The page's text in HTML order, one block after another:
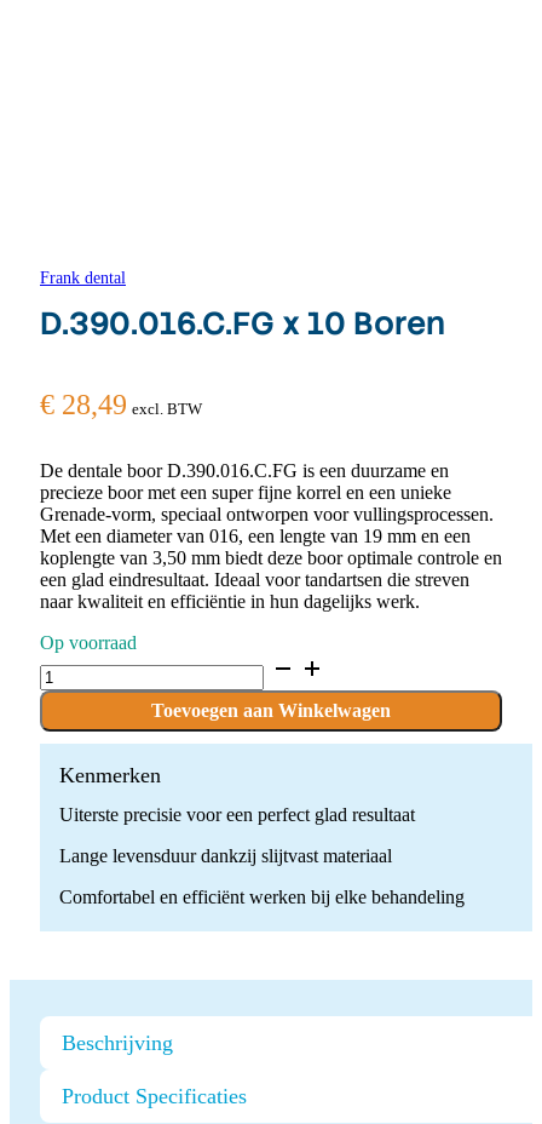
Frank dental
D.390.016.C.FG x 10 Boren
€ 28,49 excl. BTW
De dentale boor D.390.016.C.FG is een duurzame en
precieze boor met een super fijne korrel en een unieke
Grenade-vorm, speciaal ontworpen voor vullingsprocessen.
Met een diameter van 016, een lengte van 19 mm en een
koplengte van 3,50 mm biedt deze boor optimale controle en
een glad eindresultaat. Ideaal voor tandartsen die streven
naar kwaliteit en efficiëntie in hun dagelijks werk.
Op voorraad
D.390.016.C.FG
x
Boren
quantity
Toevoegen aan Winkelwagen
Kenmerken
Uiterste precisie voor een perfect glad resultaat
Lange levensduur dankzij slijtvast materiaal
Comfortabel en efficiënt werken bij elke behandeling
Beschrijving
Product Specificaties